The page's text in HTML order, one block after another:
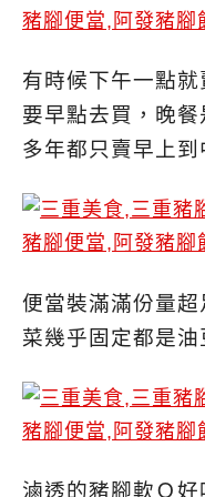
有時候下午一點
要早點去買，晚
多年都只賣早上到
便當裝滿滿份量
菜幾乎固定都是油
滷透的豬腳軟Ｑ